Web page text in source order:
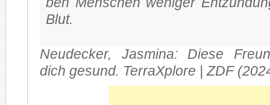
Blut.
Neu­de­cker, Jas­mi­na: Die­se
dich ge­sund. Ter­raX­plo­re | ZDF